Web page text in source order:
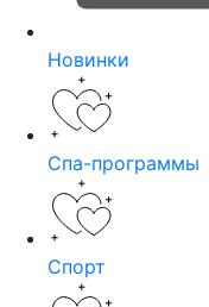
Новинки
Спа-программы
Спорт